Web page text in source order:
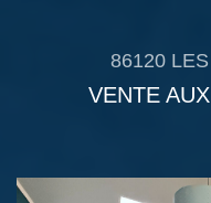
86120
VENTE